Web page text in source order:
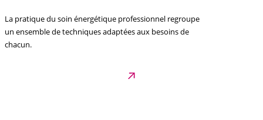
La pratique du soin énergétique professionnel regroupe
un ensemble de techniques adaptées aux besoins de
chacun.